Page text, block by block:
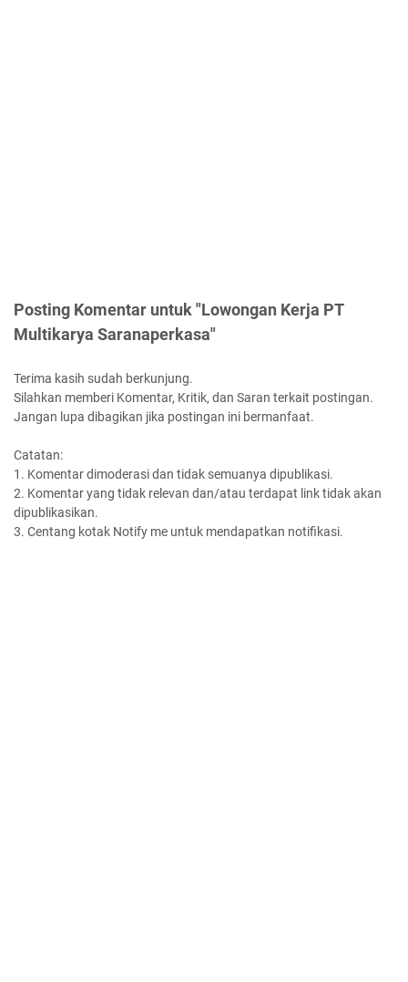
Posting Komentar untuk "Lowongan Kerja PT
Multikarya Saranaperkasa"
Terima kasih sudah berkunjung.
Silahkan memberi Komentar, Kritik, dan Saran terkait postingan.
Jangan lupa dibagikan jika postingan ini bermanfaat.
Catatan:
1. Komentar dimoderasi dan tidak semuanya dipublikasi.
2. Komentar yang tidak relevan dan/atau terdapat link tidak akan
dipublikasikan.
3. Centang kotak Notify me untuk mendapatkan notifikasi.